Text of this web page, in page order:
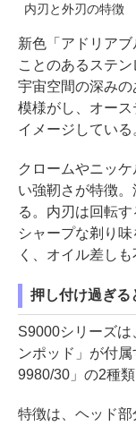
内刃と外刃の特徴
新色「アドリア
ことのあるステ
宇宙空間の深み
模様がし、オー
イメージしている
クロームやニッ
い強靭さが特徴
る。内刃は回転
シャープな剃り
く、オイル差しも
押し付け過ぎる
S9000シリーズ
ンポッド」が付
9980/30」の2種類
特徴は、ヘッド